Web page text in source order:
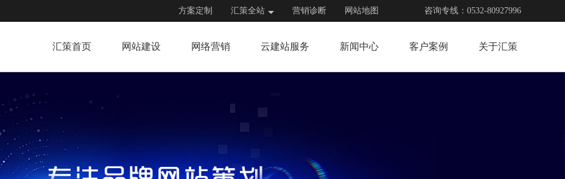
方案定制 汇策全站 营销诊断 网站地图 咨询专线：0532-80927996
汇策首页 网站建设 网络营销 云建站服务 新闻中心 客户案例 关于汇策